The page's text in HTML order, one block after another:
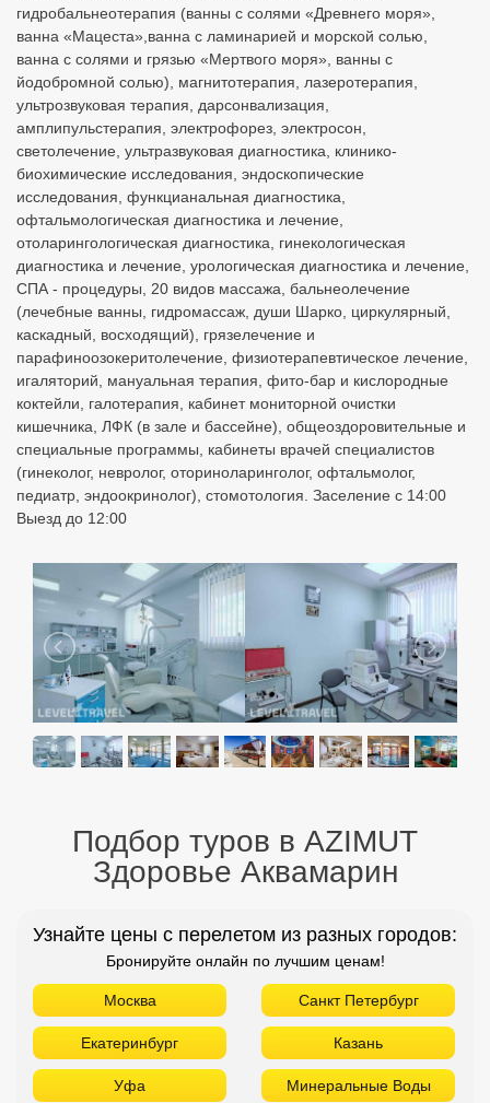
гидробальнеотерапия (ванны с солями «Древнего моря»,
ванна «Мацеста»,ванна с ламинарией и морской солью,
ванна с солями и грязью «Мертвого моря», ванны с
йодобромной солью), магнитотерапия, лазеротерапия,
ультрозвуковая терапия, дарсонвализация,
амплипульстерапия, электрофорез, электросон,
светолечение, ультразвуковая диагностика, клинико-
биохимические исследования, эндоскопические
исследования, функцианальная диагностика,
офтальмологическая диагностика и лечение,
отоларингологическая диагностика, гинекологическая
диагностика и лечение, урологическая диагностика и лечение,
СПА - процедуры, 20 видов массажа, бальнеолечение
(лечебные ванны, гидромассаж, души Шарко, циркулярный,
каскадный, восходящий), грязелечение и
парафиноозокеритолечение, физиотерапевтическое лечение,
игаляторий, мануальная терапия, фито-бар и кислородные
коктейли, галотерапия, кабинет мониторной очистки
кишечника, ЛФК (в зале и бассейне), общеоздоровительные и
специальные программы, кабинеты врачей специалистов
(гинеколог, невролог, оториноларинголог, офтальмолог,
педиатр, эндоокринолог), стомотология. Заселение с 14:00
Выезд до 12:00
Подбор туров в AZIMUT
Здоровье Аквамарин
Узнайте цены с перелетом из разных городов:
Бронируйте онлайн по лучшим ценам!
Москва Санкт Петербург
Екатеринбург Казань
Уфа Минеральные Воды